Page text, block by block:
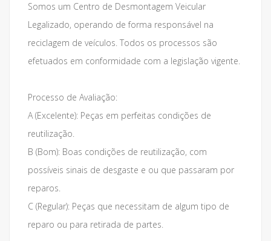
Somos um Centro de Desmontagem Veicular
Legalizado, operando de forma responsável na
reciclagem de veículos. Todos os processos são
efetuados em conformidade com a legislação vigente.
Processo de Avaliação:
A (Excelente): Peças em perfeitas condições de
reutilização.
B (Bom): Boas condições de reutilização, com
possíveis sinais de desgaste e ou que passaram por
reparos.
C (Regular): Peças que necessitam de algum tipo de
reparo ou para retirada de partes.